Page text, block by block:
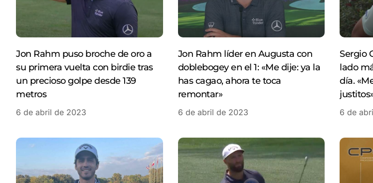
Jon Rahm puso broche de oro a
su primera vuelta con birdie tras
un precioso golpe desde 139
metros
6 de abril de 2023
Jon Rahm líder en Augusta con
doblebogey en el 1: «Me dije: ya la
has cagao, ahora te toca
remontar»
6 de abril de 2023
Sergio
lado
día.
6 de